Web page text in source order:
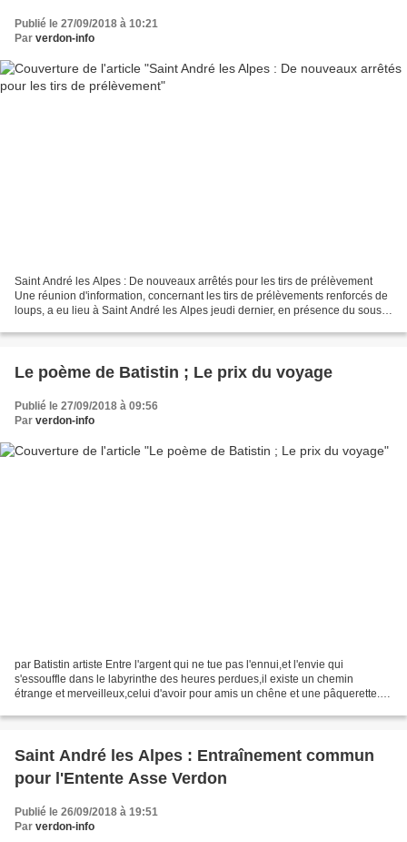
Publié le 27/09/2018 à 10:21
Par verdon-info
Saint André les Alpes : De nouveaux arrêtés pour les tirs de prélèvement
Une réunion d'information, concernant les tirs de prélèvements renforcés de
loups, a eu lieu à Saint André les Alpes jeudi dernier, en présence du sous-
Le poème de Batistin ; Le prix du voyage
Publié le 27/09/2018 à 09:56
Par verdon-info
par Batistin artiste Entre l'argent qui ne tue pas l'ennui,et l'envie qui
s'essouffle dans le labyrinthe des heures perdues,il existe un chemin
étrange et merveilleux,celui d'avoir pour amis un chêne et une pâquerette.
Saint André les Alpes : Entraînement commun
pour l'Entente Asse Verdon
Publié le 26/09/2018 à 19:51
Par verdon-info